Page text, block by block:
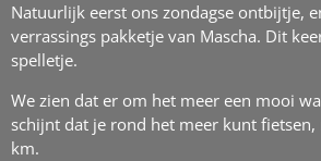
Natuurlijk eerst ons zondagse ontbijtje,
verrassings pakketje van Mascha. Dit
spelletje.
We zien dat er om het meer een mooi
schijnt dat je rond het meer kunt
km.